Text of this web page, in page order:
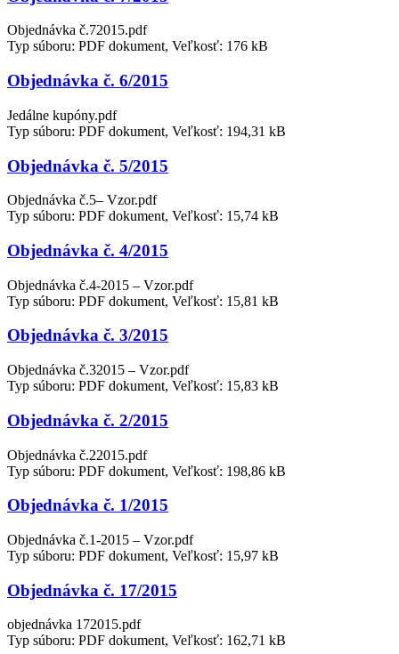
Objednávka č.72015.pdf
Typ súboru: PDF dokument, Veľkosť: 176 kB
Objednávka č. 6/2015
Jedálne kupóny.pdf
Typ súboru: PDF dokument, Veľkosť: 194,31 kB
Objednávka č. 5/2015
Objednávka č.5– Vzor.pdf
Typ súboru: PDF dokument, Veľkosť: 15,74 kB
Objednávka č. 4/2015
Objednávka č.4-2015 – Vzor.pdf
Typ súboru: PDF dokument, Veľkosť: 15,81 kB
Objednávka č. 3/2015
Objednávka č.32015 – Vzor.pdf
Typ súboru: PDF dokument, Veľkosť: 15,83 kB
Objednávka č. 2/2015
Objednávka č.22015.pdf
Typ súboru: PDF dokument, Veľkosť: 198,86 kB
Objednávka č. 1/2015
Objednávka č.1-2015 – Vzor.pdf
Typ súboru: PDF dokument, Veľkosť: 15,97 kB
Objednávka č. 17/2015
objednávka 172015.pdf
Typ súboru: PDF dokument, Veľkosť: 162,71 kB